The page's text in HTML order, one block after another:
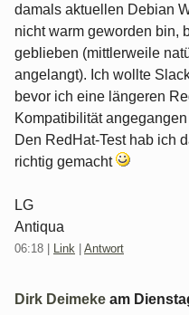
damals aktuellen Debian
nicht warm geworden bin,
geblieben (mittlerweile
angelangt). Ich wollte
bevor ich eine längeren
Kompatibilität angegangen
Den RedHat-Test hab ich
richtig gemacht
LG
Antiqua
06:18 Link Antwort
Dirk Deimeke am